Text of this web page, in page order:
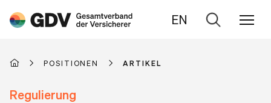
EN
Zur
POSITIONEN ARTIKEL
Regulierung